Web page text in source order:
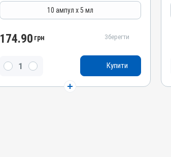
Гормональні, Акушерсько-гінекологічні
Розчин
Окситоцин синтетичний
ВРХ, Вівці, Кози, Свині, Коні, Собаки, Коти
10 ампул х 5 мл
174.90 грн Зберегти
Купити